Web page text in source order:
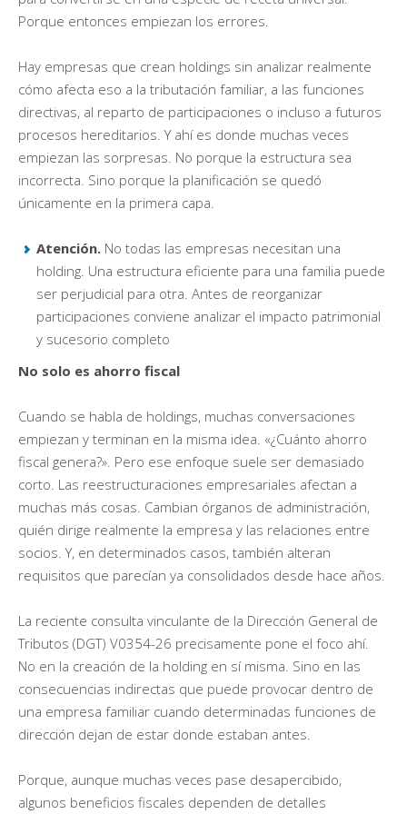
Porque entonces empiezan los errores.
Hay empresas que crean holdings sin analizar realmente
cómo afecta eso a la tributación familiar, a las funciones
directivas, al reparto de participaciones o incluso a futuros
procesos hereditarios. Y ahí es donde muchas veces
empiezan las sorpresas. No porque la estructura sea
incorrecta. Sino porque la planificación se quedó
únicamente en la primera capa.
Atención. No todas las empresas necesitan una
holding. Una estructura eficiente para una familia puede
ser perjudicial para otra. Antes de reorganizar
participaciones conviene analizar el impacto patrimonial
y sucesorio completo
No solo es ahorro fiscal
Cuando se habla de holdings, muchas conversaciones
empiezan y terminan en la misma idea. «¿Cuánto ahorro
fiscal genera?». Pero ese enfoque suele ser demasiado
corto. Las reestructuraciones empresariales afectan a
muchas más cosas. Cambian órganos de administración,
quién dirige realmente la empresa y las relaciones entre
socios. Y, en determinados casos, también alteran
requisitos que parecían ya consolidados desde hace años.
La reciente consulta vinculante de la Dirección General de
Tributos (DGT) V0354-26 precisamente pone el foco ahí.
No en la creación de la holding en sí misma. Sino en las
consecuencias indirectas que puede provocar dentro de
una empresa familiar cuando determinadas funciones de
dirección dejan de estar donde estaban antes.
Porque, aunque muchas veces pase desapercibido,
algunos beneficios fiscales dependen de detalles